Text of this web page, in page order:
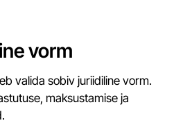
vorm
valida sobiv juriidiline vorm.
maksustamise ja